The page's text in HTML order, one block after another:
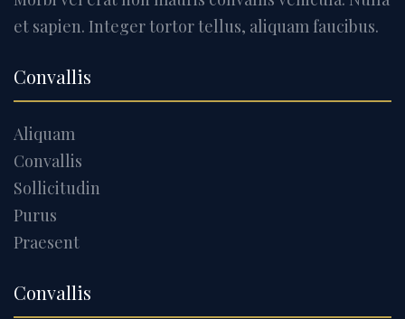
et sapien. Integer tortor tellus, aliquam faucibus.
Convallis
Aliquam
Convallis
Sollicitudin
Purus
Praesent
Convallis